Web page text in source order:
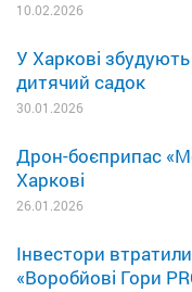
10.02.2026
У Харкові
дитячий садок
30.01.2026
Дрон-боєприпас
Харкові
26.01.2026
Інвестори
«Воробйові Гори